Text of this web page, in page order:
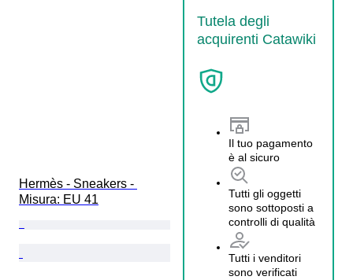
Tutela degli
acquirenti Catawiki
Il tuo pagamento
è al sicuro
Tutti gli oggetti
sono sottoposti a
controlli di qualità
Tutti i venditori
sono verificati
Hermès - Sneakers -
Misura: EU 41